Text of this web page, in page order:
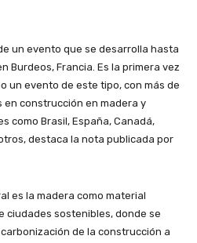
un evento que se desarrolla hasta
Burdeos, Francia. Es la primera vez
un evento de este tipo, con más de
construcción en madera y
como Brasil, España, Canadá,
destaca la nota publicada por
es la madera como material
ciudades sostenibles, donde se
de la construcción a